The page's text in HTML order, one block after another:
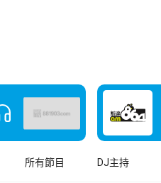
所有節目 DJ主持